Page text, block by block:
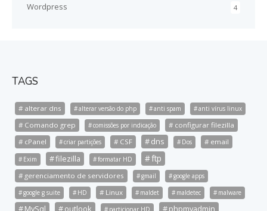
4
Wordpress
TAGS
alterar dns alterar versão do php anti spam anti vírus linux
Comando grep comissões por indicação
configurar filezilla
cPanel
criar partições CSF dns Dos email
Exim filezilla formatar HD ftp
gerenciamento de servidores gmail
google apps
google g suite
HD Linux maldet maldetec malware
MySql outlook particionar HD phpmyadmin